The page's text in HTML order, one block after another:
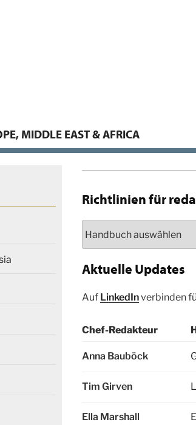
MIDDLE EAST & AFRICA
Richtlinien für
Aktuelle Updates
Auf LinkedInverbinden
Chef-Redakteur
Anna Bauböck
Tim Girven
Ella Marshall